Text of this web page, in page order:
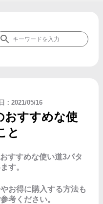
：2021/05/16
おすすめな使
と
すすめな使い道3パタ
す。
お得に購入する方法も
考ください。